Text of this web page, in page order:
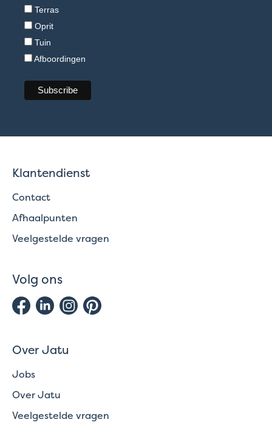
Terras
Oprit
Tuin
Afboordingen
Klantendienst
Contact
Afhaalpunten
Veelgestelde vragen
Volg ons
Over Jatu
Jobs
Over Jatu
Veelgestelde vragen